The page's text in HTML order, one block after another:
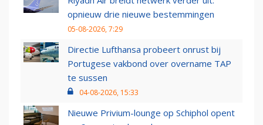
opnieuw drie nieuwe bestemmingen
05-08-2026, 7:29
Directie Lufthansa probeert onrust bij
Portugese vakbond over overname TAP
te sussen
04-08-2026, 15:33
Nieuwe Privium-lounge op Schiphol opent